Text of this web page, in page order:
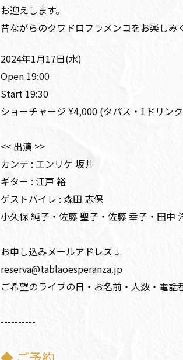
お迎えします。
昔ながらのクワドロフラメンコをお楽しみ
2024年1月17日(水)
Open 19:00
Start 19:30
ショーチャージ ¥4,000 (タパス・1ドリン
<< 出演 >>
カンテ : エンリケ 坂井
ギター : 江戸 裕
ゲストバイレ : 森田 志保
小久保 純子・佐藤 聖子・佐藤 幸子・田中
お申し込みメールアドレス↓
reserva@tablaoesperanza.jp
ご希望のライブの日・お名前・人数・電話
----------